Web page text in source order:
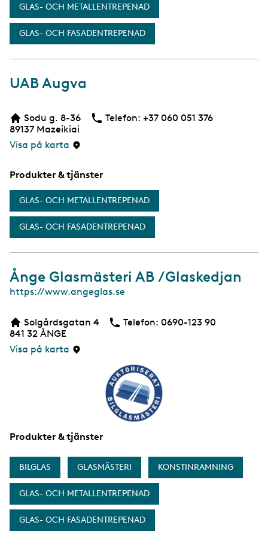
GLAS- OCH METALLENTREPENAD
GLAS- OCH FASADENTREPENAD
UAB Augva
Sodu g. 8-36
89137 Mazeikiai
Visa på karta
Telefon: Telefon
+37 060 051 376
Produkter & tjänster
GLAS- OCH METALLENTREPENAD
GLAS- OCH FASADENTREPENAD
Ånge Glasmästeri AB /Glaskedjan
W
b
s
i
https://www.angeglas.se
Solgårdsgatan 4
841 32 ÅNGE
Visa på karta
Telefon: Telefon
0690-123 90
Produkter & tjänster
BILGLAS GLASMÄSTERI KONSTINRAMNING
GLAS- OCH METALLENTREPENAD
GLAS- OCH FASADENTREPENAD